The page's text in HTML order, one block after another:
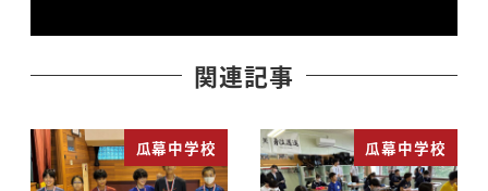
関連記事
瓜幕中学校 瓜幕中学校